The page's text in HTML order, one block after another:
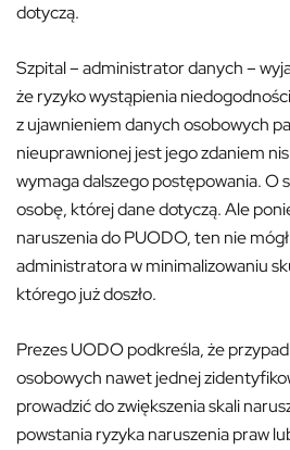
dotyczą.
Szpital – administrator danych –
że ryzyko wystąpienia
z ujawnieniem danych osobowych
nieuprawnionej jest jego zdaniem
wymaga dalszego postępowania. O
osobę, której dane dotyczą. Ale
naruszenia do PUODO, ten nie
administratora w minimalizowaniu
którego już doszło.
Prezes UODO podkreśla, że
osobowych nawet jednej
prowadzić do zwiększenia skali
powstania ryzyka naruszenia praw